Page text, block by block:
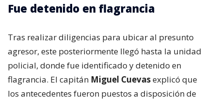
Fue detenido en flagrancia
Tras realizar diligencias para ubicar al presunto
agresor, este posteriormente llegó hasta la unidad
policial, donde fue identificado y detenido en
flagrancia. El capitán Miguel Cuevasexplicó que
los antecedentes fueron puestos a disposición de